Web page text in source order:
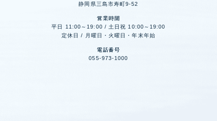
静岡県三島市寿町9-52
営業時間
平日 11:00～19:00 / 土日祝 10:00～19:00
定休日 / 月曜日・火曜日・年末年始
電話番号
055-973-1000